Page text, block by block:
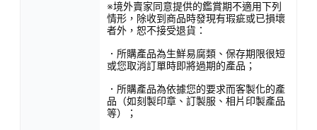
※境外賣家同意提供的鑑賞期不適用下列
情形，除收到商品時發現有瑕疵或已損壞
者外，恕不接受退貨：
．所購產品為生鮮易腐類、保存期限很短
或您取消訂單時即將過期的產品；
．所購產品為依據您的要求而客製化的產
品（如刻製印章、訂製服、相片印製產品
等）；